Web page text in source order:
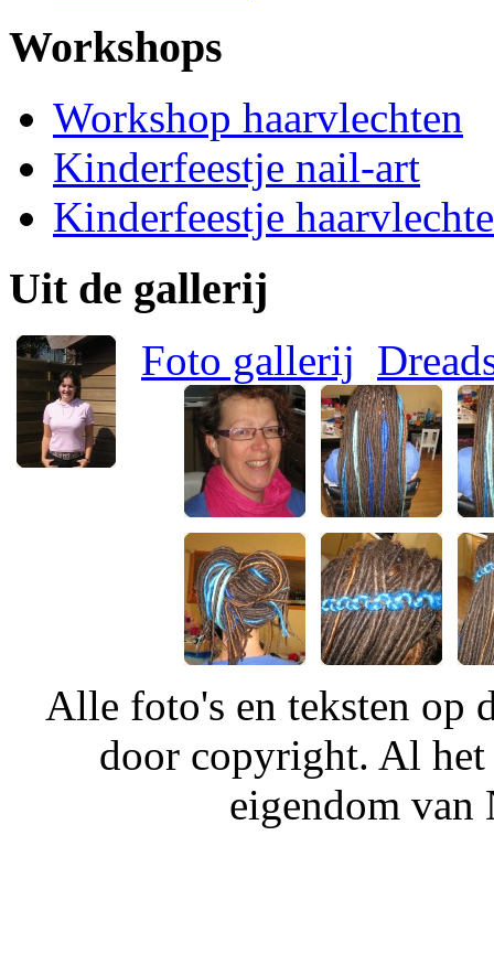
Workshops
Workshop haarvlechten
Kinderfeestje nail-art
Kinderfeestje
Uit de gallerij
Foto gallerij
Alle foto's en teksten op
door copyright. Al het
eigendom